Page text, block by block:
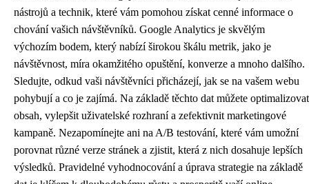
nástrojů a technik, které vám pomohou získat cenné informace o
chování vašich návštěvníků. Google Analytics je skvělým
výchozím bodem, který nabízí širokou škálu metrik, jako je
návštěvnost, míra okamžitého opuštění, konverze a mnoho dalšího.
Sledujte, odkud vaši návštěvníci přicházejí, jak se na vašem webu
pohybují a co je zajímá. Na základě těchto dat můžete optimalizovat
obsah, vylepšit uživatelské rozhraní a zefektivnit marketingové
kampaně. Nezapomínejte ani na A/B testování, které vám umožní
porovnat různé verze stránek a zjistit, která z nich dosahuje lepších
výsledků. Pravidelné vyhodnocování a úprava strategie na základě